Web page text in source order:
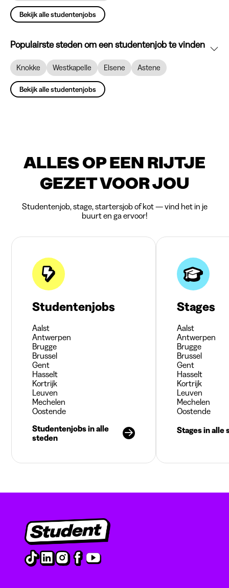
Bekijk alle studentenjobs
Populairste steden om een studentenjob te vinden
Knokke Westkapelle Elsene Astene
Bekijk alle studentenjobs
ALLES OP EEN RIJTJE
GEZET VOOR JOU
Studentenjob, stage, startersjob of kot — vind het in je
buurt en ga ervoor!
Studentenjobs
Aalst
Antwerpen
Brugge
Brussel
Gent
Hasselt
Kortrijk
Leuven
Mechelen
Oostende
Studentenjobs in alle
steden
Stages
Aalst
Antwerpen
Brugge
Brussel
Gent
Hasselt
Kortrijk
Leuven
Mechelen
Oostende
Stages in alle